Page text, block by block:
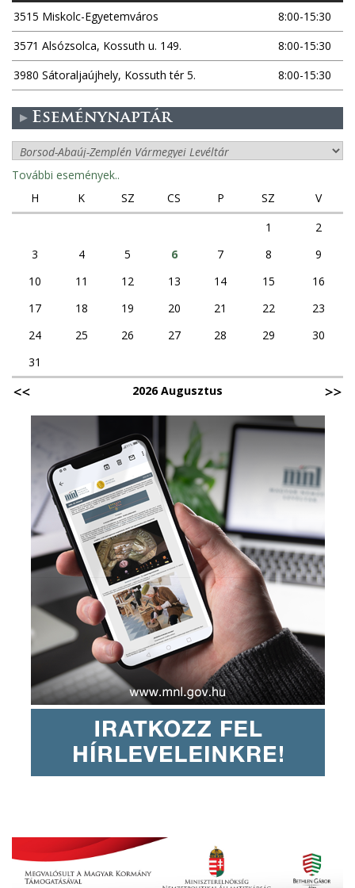
3515 Miskolc-Egyetemváros
8:00-15:30
3571 Alsózsolca, Kossuth u. 149.
8:00-15:30
3980 Sátoraljaújhely, Kossuth tér 5.
8:00-15:30
Eseménynaptár
További események..
H
K SZ CS P SZ
V
1
2
3
4 5 6 7 8
9
10
11 12 13 14 15
16
17
18 19 20 21 22
23
24
25 26 27 28 29
30
31
2026 Augusztus